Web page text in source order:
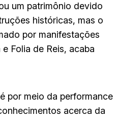
um patrimônio devido
históricas, mas o
por manifestações
Folia de Reis, acaba
por meio da performance
acerca da